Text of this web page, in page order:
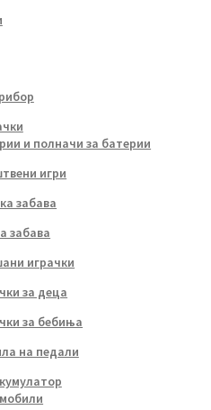
и полначи за батерии
игри
забава
забава
играчки
за деца
за бебиња
на педали